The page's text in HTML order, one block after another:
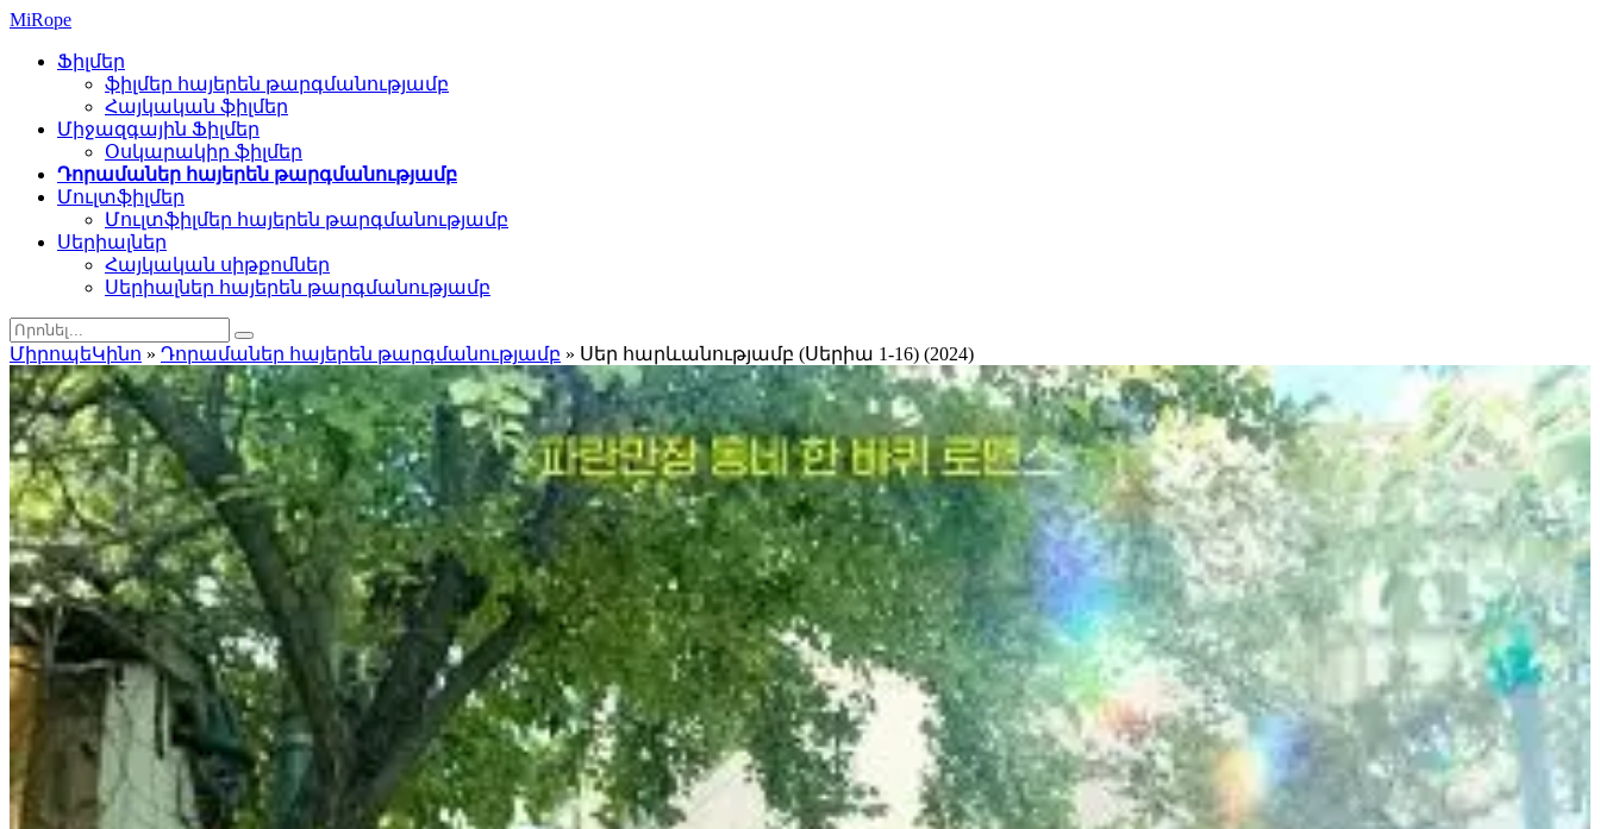
MiRope
Ֆիլմեր
ֆիլմեր հայերեն թարգմանությամբ
Հայկական ֆիլմեր
Միջազգային Ֆիլմեր
Օսկարակիր ֆիլմեր
Դորամաներ հայերեն թարգմանությամբ
Մուլտֆիլմեր
Մուլտֆիլմեր հայերեն թարգմանությամբ
Սերիալներ
Հայկական սիթքոմներ
Սերիալներ հայերեն թարգմանությամբ
ՄիրոպեԿինո » Դորամաներ հայերեն թարգմանությամբ » Սեր հարևանությամբ (Սերիա 1-16) (2024)